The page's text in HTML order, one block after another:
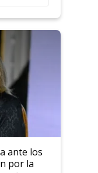
ante los
por la